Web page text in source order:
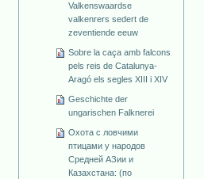
Valkenswaardse
valkenrers sedert de
zeventiende eeuw
Sobre la caça amb falcons
pels reis de Catalunya-
Aragó els segles XIII i XIV
Geschichte der
ungarischen Falknerei
Охота с ловчими
птицами у народов
Средней АЗии и
Казахстана: (по